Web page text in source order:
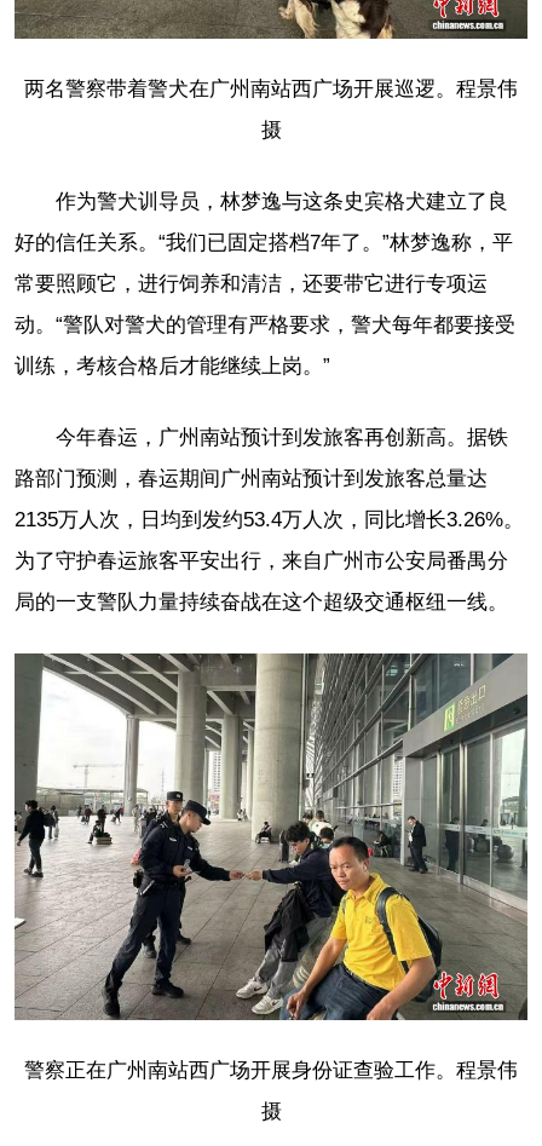
两名警察带着警犬在广州南站西广场开展巡逻。程景伟
摄
作为警犬训导员，林梦逸与这条史宾格犬建立了良
好的信任关系。“我们已固定搭档7年了。”林梦逸称，平
常要照顾它，进行饲养和清洁，还要带它进行专项运
动。“警队对警犬的管理有严格要求，警犬每年都要接受
训练，考核合格后才能继续上岗。”
今年春运，广州南站预计到发旅客再创新高。据铁
路部门预测，春运期间广州南站预计到发旅客总量达
2135万人次，日均到发约53.4万人次，同比增长3.26%。
为了守护春运旅客平安出行，来自广州市公安局番禺分
局的一支警队力量持续奋战在这个超级交通枢纽一线。
警察正在广州南站西广场开展身份证查验工作。程景伟
摄